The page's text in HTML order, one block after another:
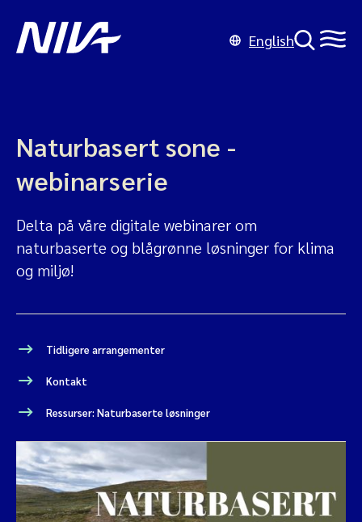
English
Naturbasert sone -
webinarserie
Delta på våre digitale webinarer om
naturbaserte og blågrønne løsninger for klima
og miljø!
Tidligere arrangementer
Kontakt
Ressurser: Naturbaserte løsninger